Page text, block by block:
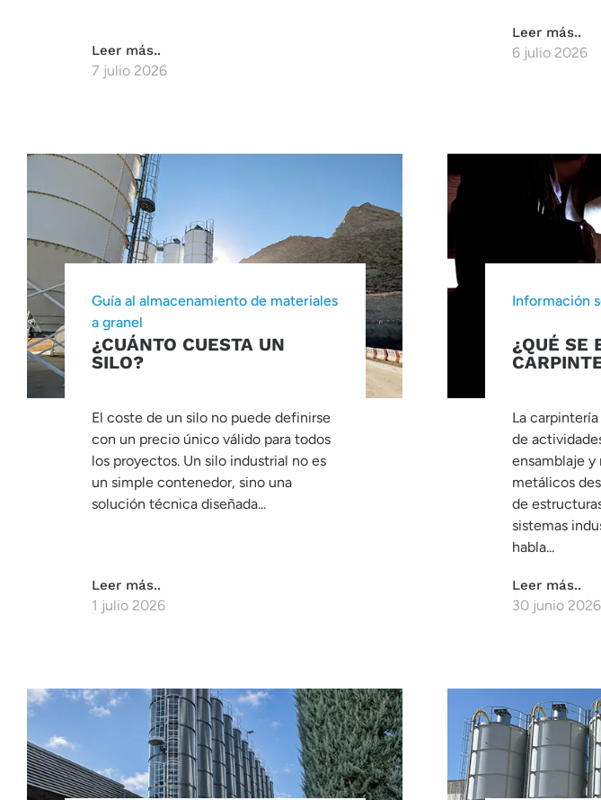
Leer más..
7 julio 2026
Leer más..
6 julio 2026
Guía al almacenamiento de materiales
a granel
¿CUÁNTO CUESTA UN
SILO?
El coste de un silo no puede definirse
con un precio único válido para todos
los proyectos. Un silo industrial no es
un simple contenedor, sino una
solución técnica diseñada...
Leer más..
1 julio 2026
Información
¿QUÉ SE
La
de
ensamblaje
metálicos
de
sistemas
habla...
Leer más..
30 junio 2026